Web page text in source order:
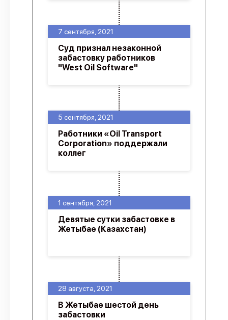
28 августа, 2021
В Жетыбае шестой день
забастовки
1 сентября, 2021
Девятые сутки забастовке в
Жетыбае (Казахстан)
5 сентября, 2021
Работники «Oil Transport
Corporation» поддержали
коллег
7 сентября, 2021
Суд признал незаконной
забастовку работников
"West Oil Software"